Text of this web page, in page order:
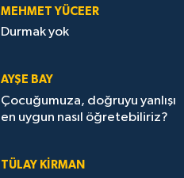
MEHMET YÜCEER
Durmak yok
AYŞE BAY
Çocuğumuza, doğruyu yanlışı
en uygun nasıl öğretebiliriz?
TÜLAY KİRMAN